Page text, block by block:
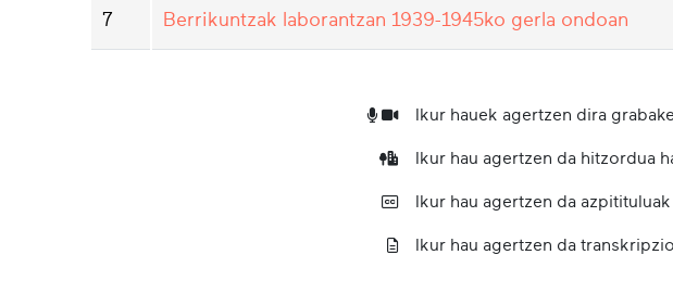
7 Berrikuntzak laborantzan 1939-1945ko gerla ondoan
Ikur hauek agertzen dira
Ikur hau agertzen da hitzordua
Ikur hau agertzen da
Ikur hau agertzen da